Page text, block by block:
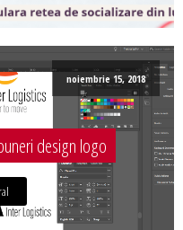
noiembrie 15, 2018
design logo